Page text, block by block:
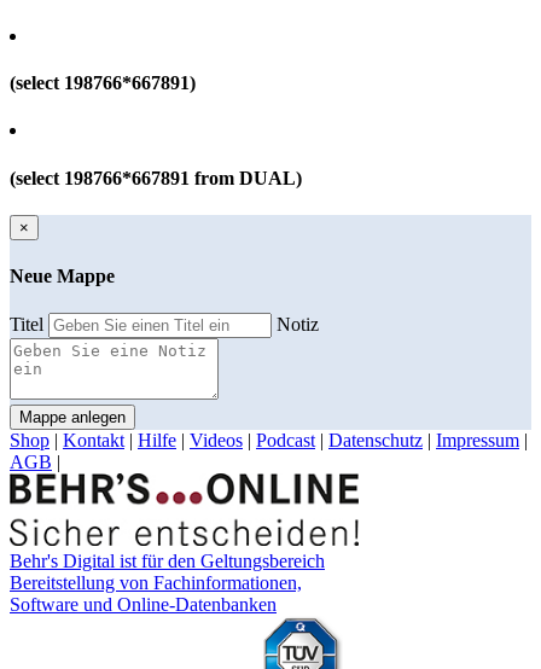
(select 198766*667891)
(select 198766*667891 from DUAL)
×
Neue Mappe
Titel Notiz
Mappe anlegen
Shop | Kontakt | Hilfe | Videos | Podcast | Datenschutz | Impressum |
AGB |
Behr's Digital ist für den Geltungsbereich
Bereitstellung von Fachinformationen,
Software und Online-Datenbanken